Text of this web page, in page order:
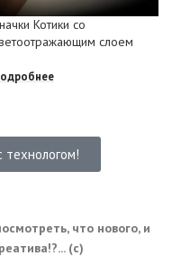
Котики со
слоем
что нового, и
(с)